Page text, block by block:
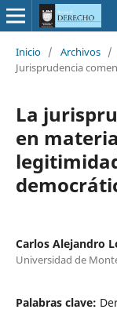
Inicio / Archivos /
Jurisprudencia
La
en
Carlos Alejandro
Universidad de
Palabras clave: